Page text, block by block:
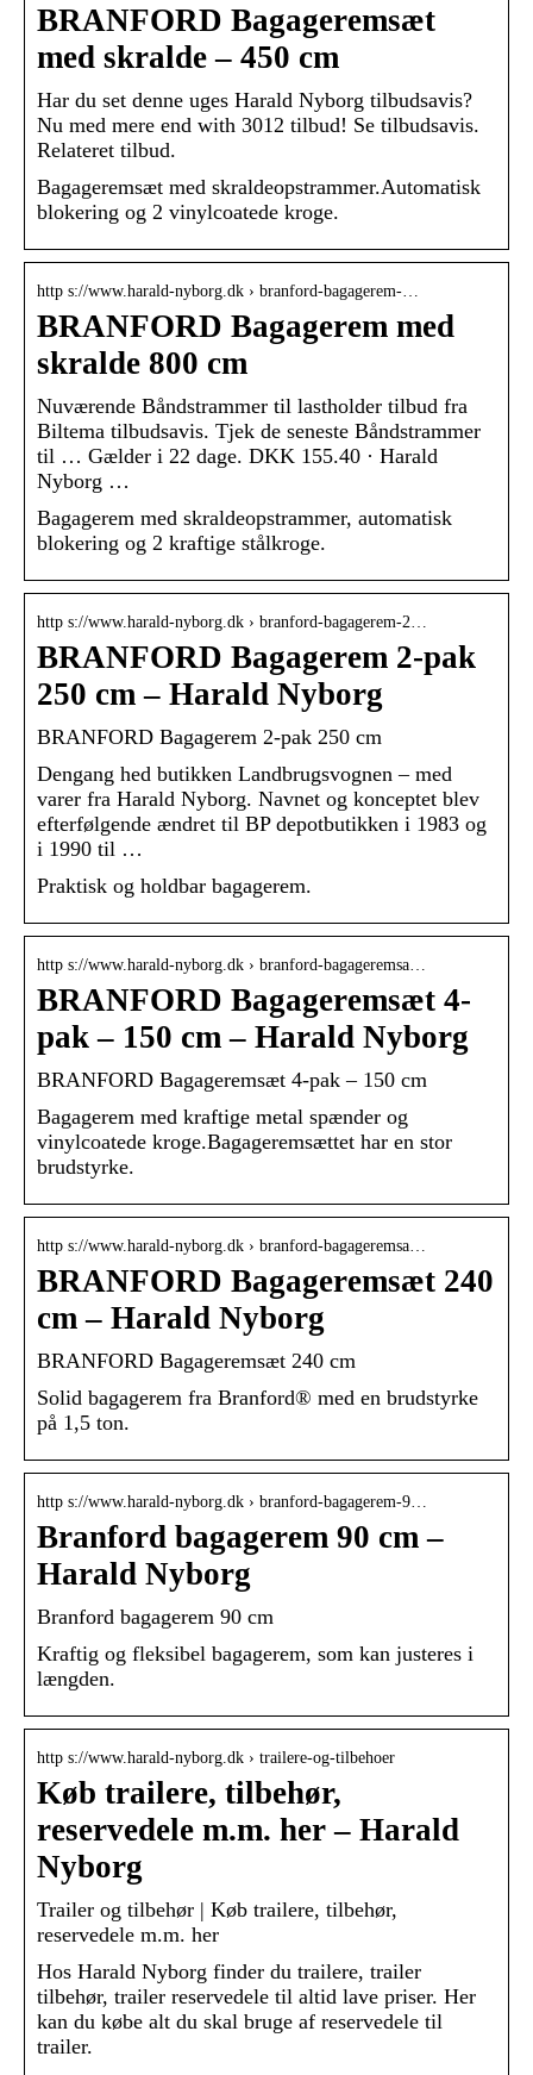
BRANFORD Bagageremsæt
med skralde – 450 cm
Har du set denne uges Harald Nyborg tilbudsavis?
Nu med mere end with 3012 tilbud! Se tilbudsavis.
Relateret tilbud.
Bagageremsæt med skraldeopstrammer.Automatisk
blokering og 2 vinylcoatede kroge.
http s://www.harald-nyborg.dk › branford-bagagerem-…
BRANFORD Bagagerem med
skralde 800 cm
Nuværende Båndstrammer til lastholder tilbud fra
Biltema tilbudsavis. Tjek de seneste Båndstrammer
til … Gælder i 22 dage. DKK 155.40 · Harald
Nyborg …
Bagagerem med skraldeopstrammer, automatisk
blokering og 2 kraftige stålkroge.
http s://www.harald-nyborg.dk › branford-bagagerem-2…
BRANFORD Bagagerem 2-pak
250 cm – Harald Nyborg
BRANFORD Bagagerem 2-pak 250 cm
Dengang hed butikken Landbrugsvognen – med
varer fra Harald Nyborg. Navnet og konceptet blev
efterfølgende ændret til BP depotbutikken i 1983 og
i 1990 til …
Praktisk og holdbar bagagerem.
http s://www.harald-nyborg.dk › branford-bagageremsa…
BRANFORD Bagageremsæt 4-
pak – 150 cm – Harald Nyborg
BRANFORD Bagageremsæt 4-pak – 150 cm
Bagagerem med kraftige metal spænder og
vinylcoatede kroge.Bagageremsættet har en stor
brudstyrke.
http s://www.harald-nyborg.dk › branford-bagageremsa…
BRANFORD Bagageremsæt 240
cm – Harald Nyborg
BRANFORD Bagageremsæt 240 cm
Solid bagagerem fra Branford® med en brudstyrke
på 1,5 ton.
http s://www.harald-nyborg.dk › branford-bagagerem-9…
Branford bagagerem 90 cm –
Harald Nyborg
Branford bagagerem 90 cm
Kraftig og fleksibel bagagerem, som kan justeres i
længden.
http s://www.harald-nyborg.dk › trailere-og-tilbehoer
Køb trailere, tilbehør,
reservedele m.m. her – Harald
Nyborg
Trailer og tilbehør | Køb trailere, tilbehør,
reservedele m.m. her
Hos Harald Nyborg finder du trailere, trailer
tilbehør, trailer reservedele til altid lave priser. Her
kan du købe alt du skal bruge af reservedele til
trailer.